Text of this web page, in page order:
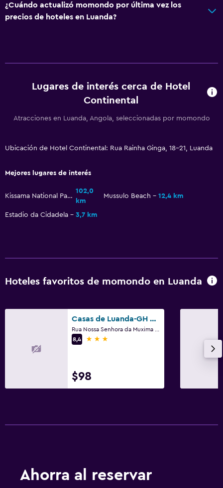
Salud y seguridad
Seguridad las 24 horas
Estacionamiento y transporte
Traslado al aeropuerto (con cargos)
Baño
Albornoz
Lavandería
Servicio de planchado
Servicios de lavandería/tintorería
TV de pantalla plana
Actividades
¿Cuándo actualizó momondo por última vez los
precios de hoteles en Luanda?
Lugares de interés cerca de Hotel
Continental
Atracciones en Luanda, Angola, seleccionadas por momondo
Ubicación de Hotel Continental: Rua Rainha Ginga, 18-21, Luanda
Mejores lugares de interés
Kissama National Park
102,0
km
Mussulo Beach 12,4 km
Estadio da Cidadela 3,7 km
Hoteles favoritos de momondo en Luanda
Casas de Luanda-GH Kinaxixe
8,4
3 estrellas
$98
Ahorra al reservar